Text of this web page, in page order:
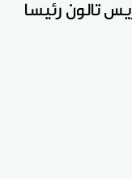
تالون رئيسا